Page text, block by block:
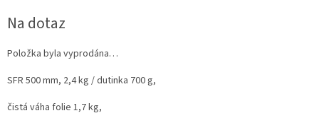
cena:
Na dotaz
Položka byla vyprodána…
SFR 500 mm, 2,4 kg / dutinka 700 g,
čistá váha folie 1,7 kg,